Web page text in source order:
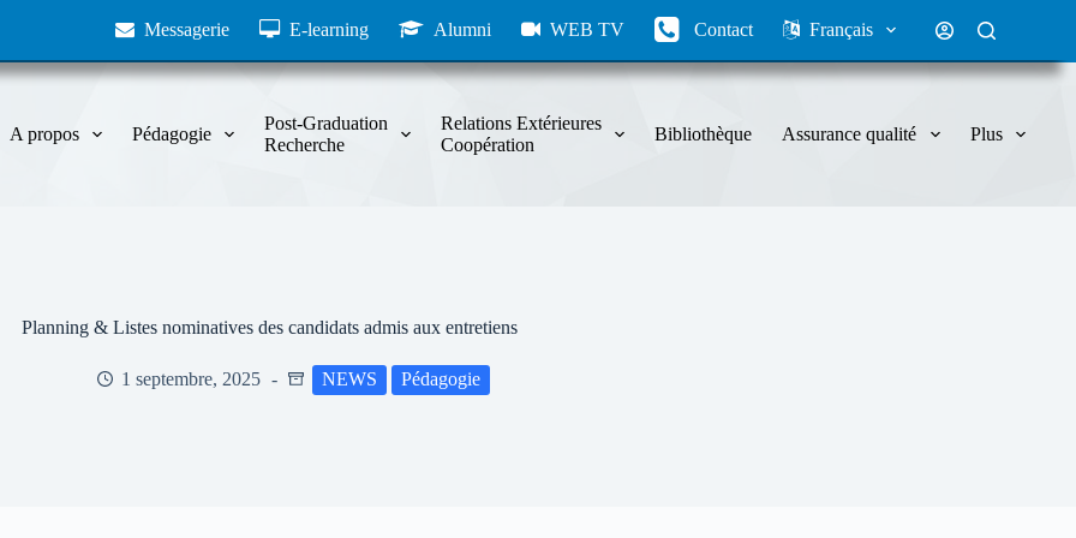
Messagerie E-learning Alumni WEB TV Contact Français
A propos Pédagogie
Post-Graduation
Recherche
Relations Extérieures
Coopération
Bibliothèque Assurance qualité Plus
Planning & Listes nominatives des candidats admis aux entretiens
1 septembre, 2025 NEWS Pédagogie